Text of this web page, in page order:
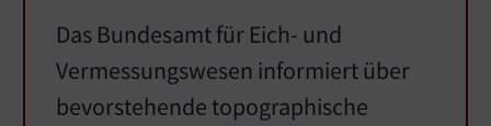
Das Bundesamt für Eich- und
Vermessungswesen informiert über
bevorstehende topographische